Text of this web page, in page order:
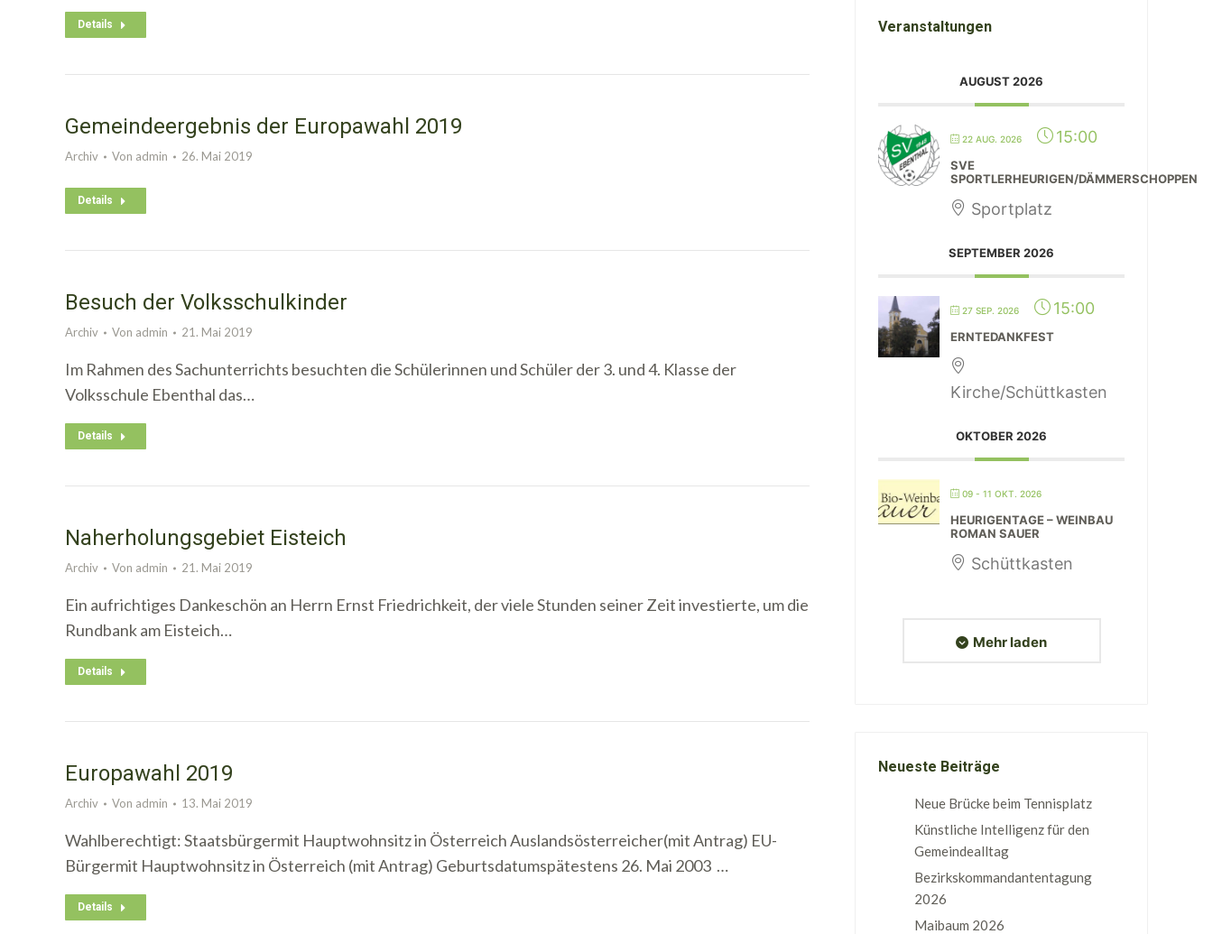
Details
Gemeindeergebnis der Europawahl 2019
Archiv Von admin 26. Mai 2019
Details
Besuch der Volksschulkinder
Archiv Von admin 21. Mai 2019
Im Rahmen des Sachunterrichts besuchten die Schülerinnen und Schüler der 3. und 4. Klasse der
Volksschule Ebenthal das…
Details
Naherholungsgebiet Eisteich
Archiv Von admin 21. Mai 2019
Ein aufrichtiges Dankeschön an Herrn Ernst Friedrichkeit, der viele Stunden seiner Zeit investierte, um die
Rundbank am Eisteich…
Details
Europawahl 2019
Archiv Von admin 13. Mai 2019
Wahlberechtigt: Staatsbürgermit Hauptwohnsitz in Österreich Auslandsösterreicher(mit Antrag) EU-
Bürgermit Hauptwohnsitz in Österreich (mit Antrag) Geburtsdatumspätestens 26. Mai 2003 …
Details
Veranstaltungen
AUGUST 2026
22 AUG. 2026 15:00
SVE
SPORTLERHEURIGEN/DÄMMERSCHOPPEN
Sportplatz
SEPTEMBER 2026
27 SEP. 2026 15:00
ERNTEDANKFEST
Kirche/Schüttkasten
OKTOBER 2026
09 - 11 OKT. 2026
HEURIGENTAGE – WEINBAU
ROMAN SAUER
Schüttkasten
Mehr laden
Neueste Beiträge
Neue Brücke beim Tennisplatz
Künstliche Intelligenz für den
Gemeindealltag
Bezirkskommandantentagung
2026
Maibaum 2026